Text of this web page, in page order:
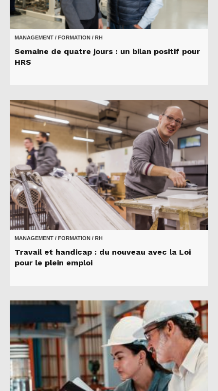
MANAGEMENT / FORMATION / RH
Semaine de quatre jours : un bilan positif pour
HRS
MANAGEMENT / FORMATION / RH
Travail et handicap : du nouveau avec la Loi
pour le plein emploi